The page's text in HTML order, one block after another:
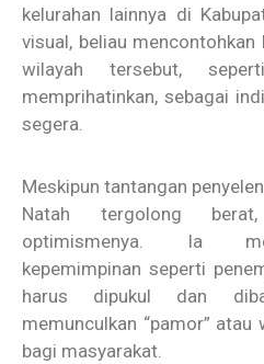
kelurahan lainnya di
visual, beliau
wilayah tersebut,
memprihatinkan, sebagai
segera.
Meskipun tantangan
Natah tergolong
optimismenya. Ia
kepemimpinan seperti
harus dipukul dan
memunculkan “pamor”
bagi masyarakat.